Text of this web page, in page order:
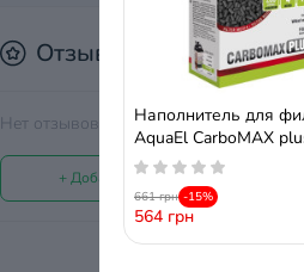
Отзывы
Нет отзывов об этом товаре.
+ Добавить отзыв
Наполнитель для
661 грн -15%
564 грн